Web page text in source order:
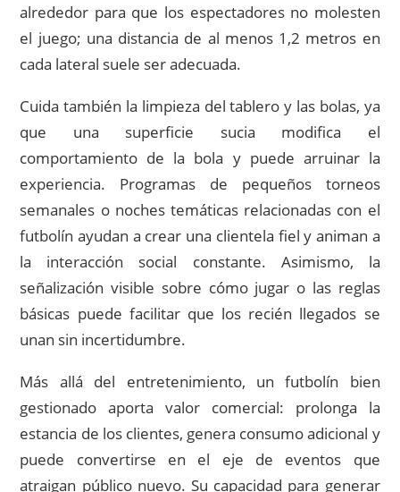
alrededor para que los espectadores no molesten
el juego; una distancia de al menos 1,2 metros en
cada lateral suele ser adecuada.
Cuida también la limpieza del tablero y las bolas, ya
que una superficie sucia modifica el
comportamiento de la bola y puede arruinar la
experiencia. Programas de pequeños torneos
semanales o noches temáticas relacionadas con el
futbolín ayudan a crear una clientela fiel y animan a
la interacción social constante. Asimismo, la
señalización visible sobre cómo jugar o las reglas
básicas puede facilitar que los recién llegados se
unan sin incertidumbre.
Más allá del entretenimiento, un futbolín bien
gestionado aporta valor comercial: prolonga la
estancia de los clientes, genera consumo adicional y
puede convertirse en el eje de eventos que
atraigan público nuevo. Su capacidad para generar